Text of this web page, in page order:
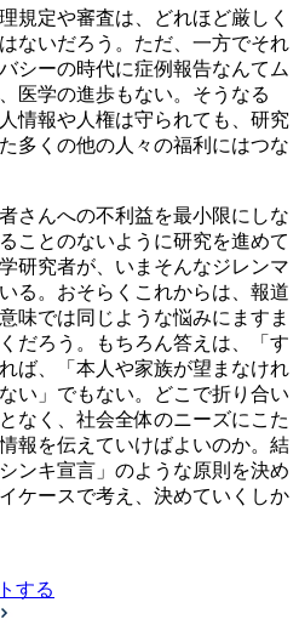
規定や審査は、どれほど厳しく
ないだろう。ただ、一方でそれ
シーの時代に症例報告なんてム
医学の進歩もない。そうなる
情報や人権は守られても、研究
多くの他の人々の福利にはつな
さんへの不利益を最小限にしな
ことのないように研究を進めて
研究者が、いまそんなジレンマ
る。おそらくこれからは、報道
味では同じような悩みにますま
だろう。もちろん答えは、「す
ば、「本人や家族が望まなけれ
い」でもない。どこで折り合い
なく、社会全体のニーズにこた
報を伝えていけばよいのか。結
ンキ宣言」のような原則を決め
ケースで考え、決めていくしか
する